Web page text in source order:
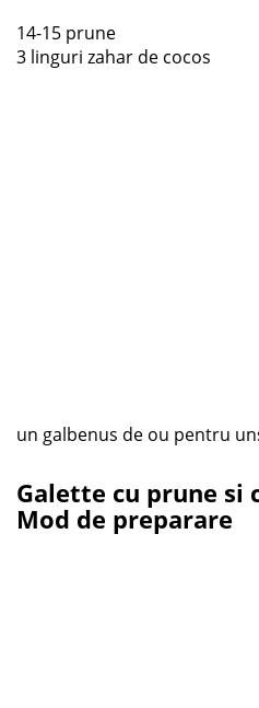
14-15 prune
3 linguri zahar de cocos
un galbenus de ou pentru
Galette cu prune si
Mod de preparare